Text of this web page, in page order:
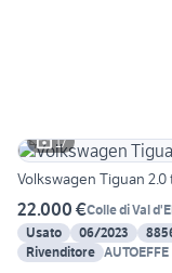
17
Volkswagen Tiguan 2.0
22.000 €Colle di Val
Usato
06/2023
Rivenditore AUTOEFFE